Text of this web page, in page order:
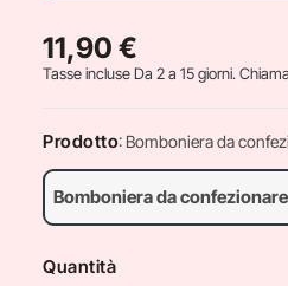
11,90 €
Tasse incluseDa 2 a 15 giorni.
Prodotto: Bomboniera da
Quantità